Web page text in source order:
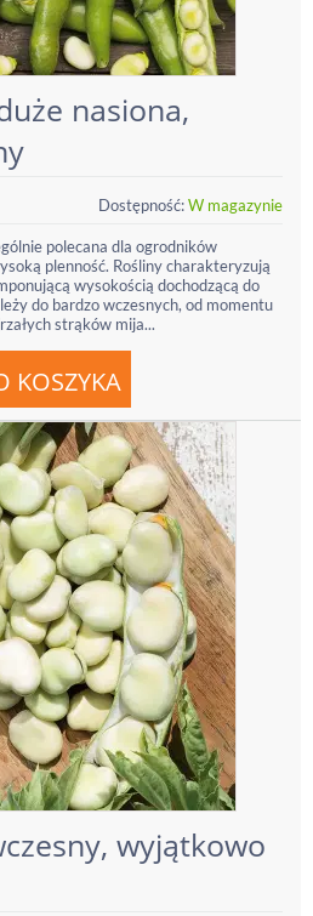
nasiona,
Dostępność:W magazynie
polecana dla ogrodników
plenność. Rośliny charakteryzują
wysokością dochodzącą do
do bardzo wczesnych, od momentu
strąków mija...
wyjątkowo